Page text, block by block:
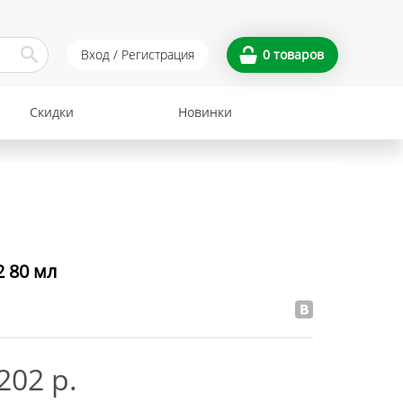
Вход / Регистрация 0 товаров
Скидки Новинки
80 мл
р.